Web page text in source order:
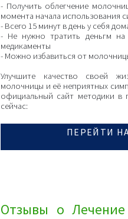
- Получить облегчение
момента начала использования
- Всего 15 минут в день у себя
- Не нужно тратить деньгм на
медикаменты
- Можно избавиться от
Улучшите качество своей
молочницы и её неприятных
официальный сайт методики в
сейчас:
ПЕРЕЙТИ
Отзывы о